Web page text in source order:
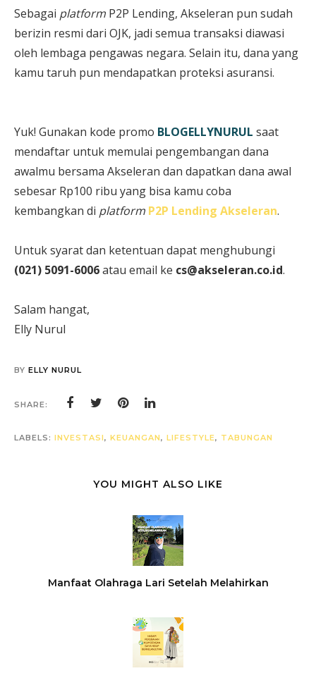
Sebagai platform P2P Lending, Akseleran pun sudah
berizin resmi dari OJK, jadi semua transaksi diawasi
oleh lembaga pengawas negara. Selain itu, dana yang
kamu taruh pun mendapatkan proteksi asuransi.
Yuk! Gunakan kode promo BLOGELLYNURUL saat
mendaftar untuk memulai pengembangan dana
awalmu bersama Akseleran dan dapatkan dana awal
sebesar Rp100 ribu yang bisa kamu coba
kembangkan di platform P2P Lending Akseleran.
Untuk syarat dan ketentuan dapat menghubungi
(021) 5091-6006atau email ke cs@akseleran.co.id.
Salam hangat,
Elly Nurul
BY ELLY NURUL
SHARE:
LABELS: INVESTASI, KEUANGAN, LIFESTYLE, TABUNGAN
YOU MIGHT ALSO LIKE
Manfaat Olahraga Lari Setelah Melahirkan